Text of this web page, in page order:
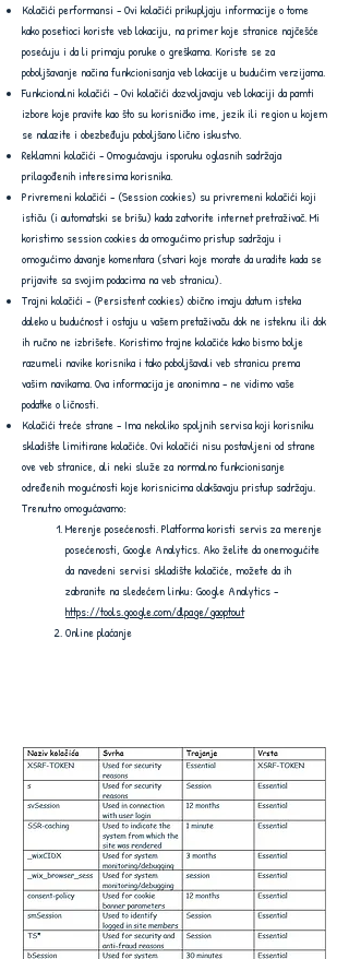
Kolačići performansi - Ovi kolačići prikupljaju informacije o tome
kako posetioci koriste veb lokaciju, na primer koje stranice najčešće
posećuju i da li primaju poruke o greškama. Koriste se za
poboljšavanje načina funkcionisanja veb lokacije u budućim verzijama.
Funkcionalni kolačići - Ovi kolačići dozvoljavaju veb lokaciji da pamti
izbore koje pravite kao što su korisničko ime, jezik ili region u kojem
se nalazite i obezbeđuju poboljšano lično iskustvo.
Reklamni kolačići - Omogućavaju isporuku oglasnih sadržaja
prilagođenih interesima korisnika.
Privremeni kolačići - (Session cookies) su privremeni kolačići koji
ističu (i automatski se brišu) kada zatvorite internet pretraživač. Mi
koristimo session cookies da omogućimo pristup sadržaju i
omogućimo davanje komentara (stvari koje morate da uradite kada se
prijavite sa svojim podacima na veb stranicu).
Trajni kolačići - (Persistent cookies) obično imaju datum isteka
daleko u budućnost i ostaju u vašem pretaživaču dok ne isteknu ili dok
ih ručno ne izbrišete. Koristimo trajne kolačiće kako bismo bolje
razumeli navike korisnika i tako poboljšavali veb stranicu prema
vašim navikama. Ova informacija je anonimna - ne vidimo vaše
podatke o ličnosti.
Kolačići treće strane - Ima nekoliko spoljnih servisa koji korisniku
skladište limitirane kolačiće. Ovi kolačići nisu postavljeni od strane
ove veb stranice, ali neki služe za normalno funkcionisanje
određenih mogućnosti koje korisnicima olakšavaju pristup sadržaju.
Trenutno omogućavamo:
Merenje posećenosti. Platforma koristi servis za merenje
posećenosti, Google Analytics. Ako želite da onemogućite
da navedeni servisi skladište kolačiće, možete da ih
zabranite na sledećem linku: Google Analytics -
https://tools.google.com/dlpage/gaoptout
Online plaćanje